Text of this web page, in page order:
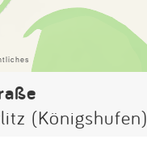
(Königshufen)